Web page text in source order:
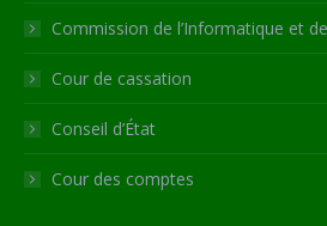
Commission de l’Informatique et
Cour de cassation
Conseil d’État
Cour des comptes